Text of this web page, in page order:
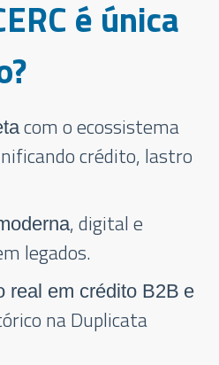
é única
com o ecossistema
crédito, lastro
, digital e
legados.
real em crédito B2B e
na Duplicata